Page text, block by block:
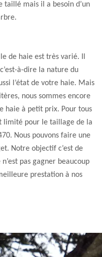
taillé mais il a besoin d’un
de haie est très varié. Il
à-dire la nature du
l’état de votre haie. Mais
nous sommes encore
haie à petit prix. Pour tous
limité pour le taillage de la
Nous pouvons faire une
Notre objectif c’est de
pas gagner beaucoup
prestation à nos